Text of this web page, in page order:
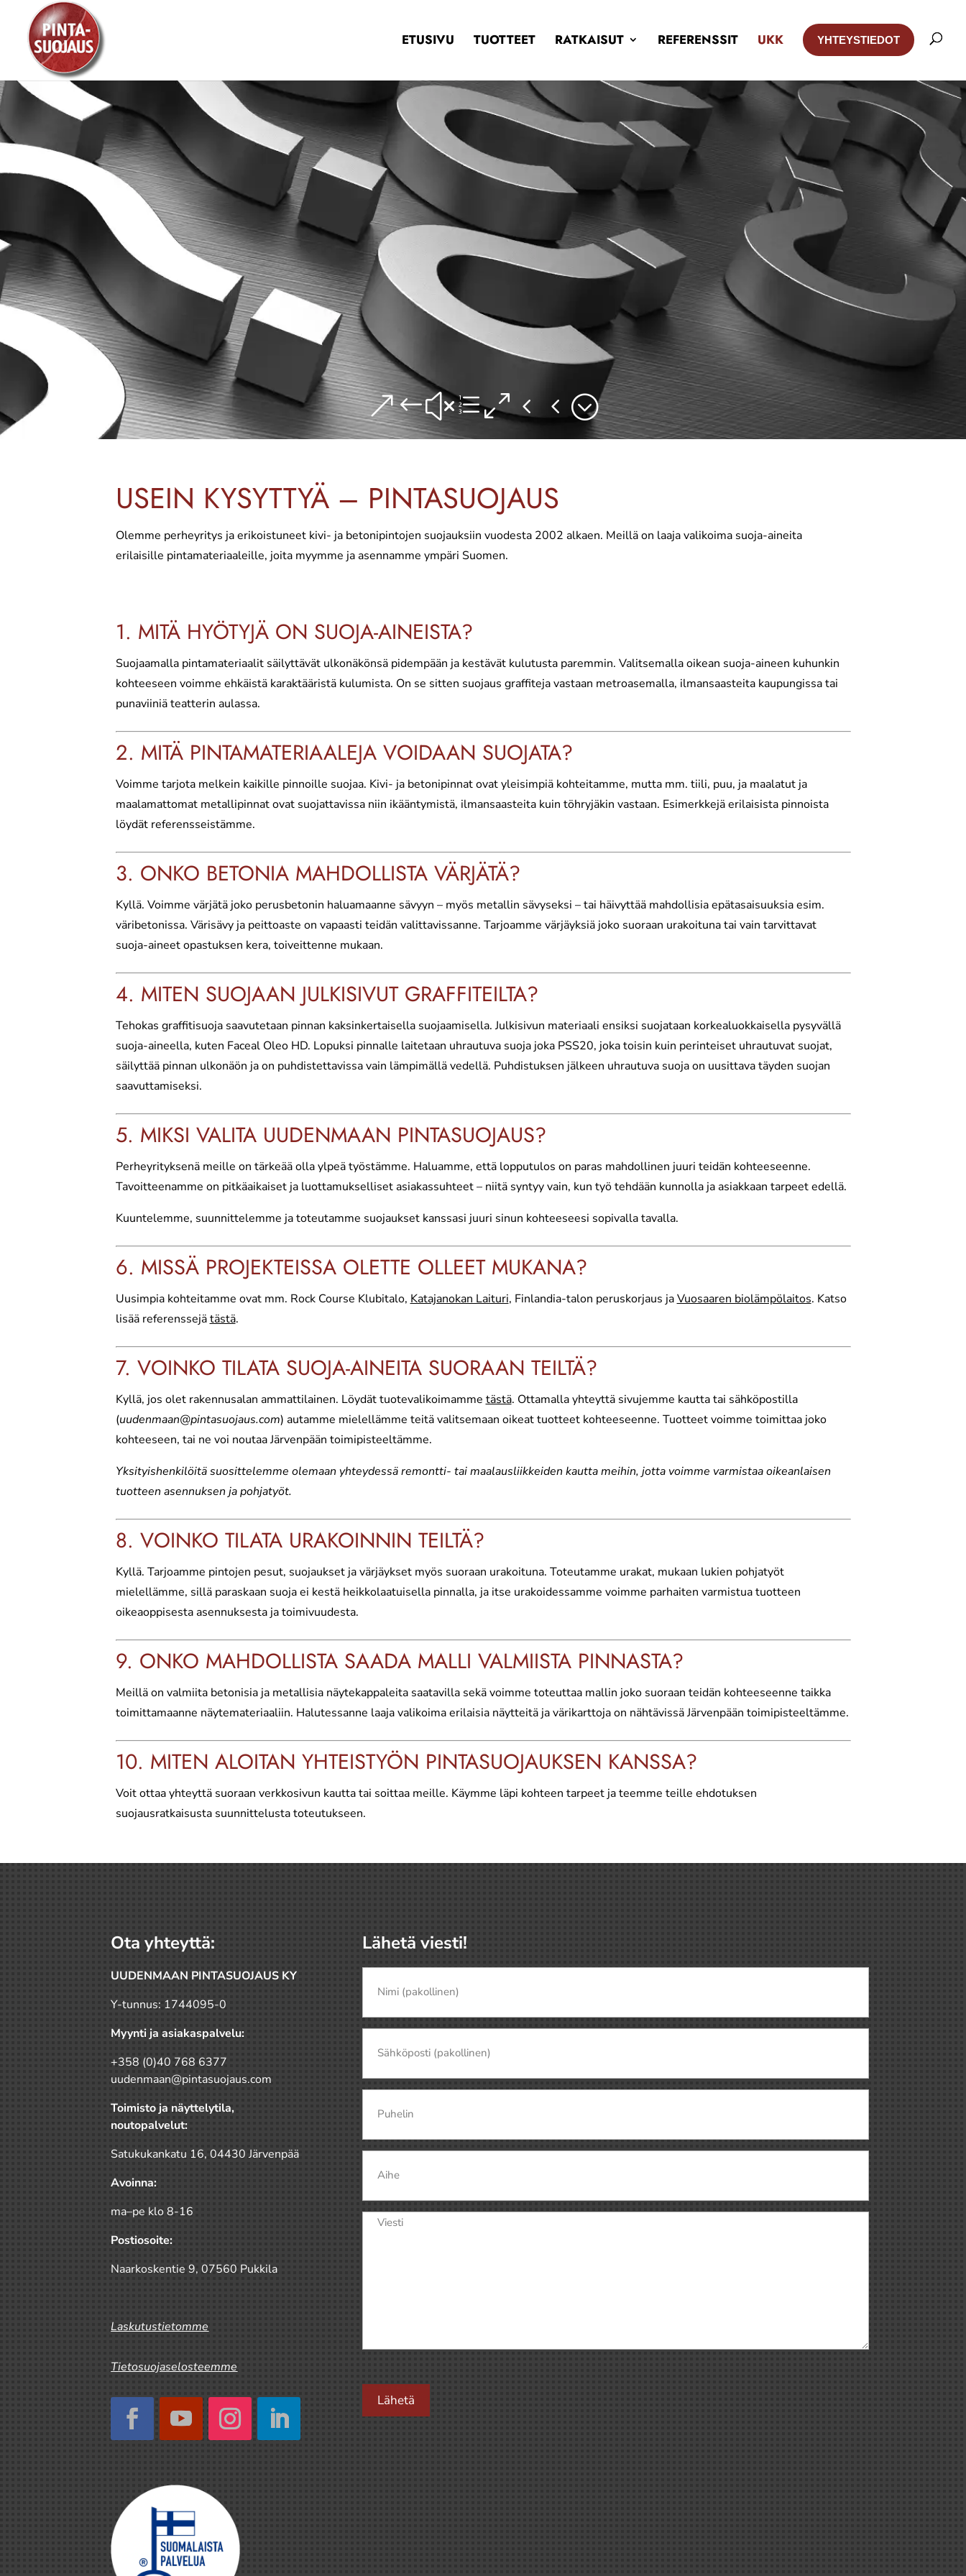
ETUSIVU TUOTTEET RATKAISUT REFERENSSIT UKK YHTEYSTIEDOT
&#xe044;
USEIN KYSYTTYÄ – PINTASUOJAUS
Olemme perheyritys ja erikoistuneet kivi- ja betonipintojen suojauksiin vuodesta 2002 alkaen. Meillä on laaja valikoima suoja-aineita
erilaisille pintamateriaaleille, joita myymme ja asennamme ympäri Suomen.
1. MITÄ HYÖTYJÄ ON SUOJA-AINEISTA?
Suojaamalla pintamateriaalit säilyttävät ulkonäkönsä pidempään ja kestävät kulutusta paremmin. Valitsemalla oikean suoja-aineen kuhunkin
kohteeseen voimme ehkäistä karaktääristä kulumista. On se sitten suojaus graffiteja vastaan metroasemalla, ilmansaasteita kaupungissa tai
punaviiniä teatterin aulassa.
2. MITÄ PINTAMATERIAALEJA VOIDAAN SUOJATA?
Voimme tarjota melkein kaikille pinnoille suojaa. Kivi- ja betonipinnat ovat yleisimpiä kohteitamme, mutta mm. tiili, puu, ja maalatut ja
maalamattomat metallipinnat ovat suojattavissa niin ikääntymistä, ilmansaasteita kuin töhryjäkin vastaan. Esimerkkejä erilaisista pinnoista
löydät referensseistämme.
3. ONKO BETONIA MAHDOLLISTA VÄRJÄTÄ?
Kyllä. Voimme värjätä joko perusbetonin haluamaanne sävyyn – myös metallin sävyseksi – tai häivyttää mahdollisia epätasaisuuksia esim.
väribetonissa. Värisävy ja peittoaste on vapaasti teidän valittavissanne. Tarjoamme värjäyksiä joko suoraan urakoituna tai vain tarvittavat
suoja-aineet opastuksen kera, toiveittenne mukaan.
4. MITEN SUOJAAN JULKISIVUT GRAFFITEILTA?
Tehokas graffitisuoja saavutetaan pinnan kaksinkertaisella suojaamisella. Julkisivun materiaali ensiksi suojataan korkealuokkaisella pysyvällä
suoja-aineella, kuten Faceal Oleo HD. Lopuksi pinnalle laitetaan uhrautuva suoja joka PSS20, joka toisin kuin perinteiset uhrautuvat suojat,
säilyttää pinnan ulkonäön ja on puhdistettavissa vain lämpimällä vedellä. Puhdistuksen jälkeen uhrautuva suoja on uusittava täyden suojan
saavuttamiseksi.
5. MIKSI VALITA UUDENMAAN PINTASUOJAUS?
Perheyrityksenä meille on tärkeää olla ylpeä työstämme. Haluamme, että lopputulos on paras mahdollinen juuri teidän kohteeseenne.
Tavoitteenamme on pitkäaikaiset ja luottamukselliset asiakassuhteet – niitä syntyy vain, kun työ tehdään kunnolla ja asiakkaan tarpeet edellä.
Kuuntelemme, suunnittelemme ja toteutamme suojaukset kanssasi juuri sinun kohteeseesi sopivalla tavalla.
6. MISSÄ PROJEKTEISSA OLETTE OLLEET MUKANA?
Uusimpia kohteitamme ovat mm. Rock Course Klubitalo, Katajanokan Laituri, Finlandia-talon peruskorjaus jaVuosaaren biolämpölaitos. Katso
lisää referenssejätästä.
7. VOINKO TILATA SUOJA-AINEITA SUORAAN TEILTÄ?
Kyllä, jos olet rakennusalan ammattilainen. Löydät tuotevalikoimamme tästä. Ottamalla yhteyttä sivujemme kautta tai sähköpostilla
(uudenmaan@pintasuojaus.com) autamme mielellämme teitä valitsemaan oikeat tuotteet kohteeseenne. Tuotteet voimme toimittaa joko
kohteeseen, tai ne voi noutaa Järvenpään toimipisteeltämme.
Yksityishenkilöitä suosittelemme olemaan yhteydessä remontti- tai maalausliikkeiden kautta meihin, jotta voimme varmistaa oikeanlaisen
tuotteen asennuksen ja pohjatyöt.
8. VOINKO TILATA URAKOINNIN TEILTÄ?
Kyllä. Tarjoamme pintojen pesut, suojaukset ja värjäykset myös suoraan urakoituna. Toteutamme urakat, mukaan lukien pohjatyöt
mielellämme, sillä paraskaan suoja ei kestä heikkolaatuisella pinnalla, ja itse urakoidessamme voimme parhaiten varmistua tuotteen
oikeaoppisesta asennuksesta ja toimivuudesta.
9. ONKO MAHDOLLISTA SAADA MALLI VALMIISTA PINNASTA?
Meillä on valmiita betonisia ja metallisia näytekappaleita saatavilla sekä voimme toteuttaa mallin joko suoraan teidän kohteeseenne taikka
toimittamaanne näytemateriaaliin. Halutessanne laaja valikoima erilaisia näytteitä ja värikarttoja on nähtävissä Järvenpään toimipisteeltämme.
10. MITEN ALOITAN YHTEISTYÖN PINTASUOJAUKSEN KANSSA?
Voit ottaa yhteyttä suoraan verkkosivun kautta tai soittaa meille. Käymme läpi kohteen tarpeet ja teemme teille ehdotuksen
suojausratkaisusta suunnittelusta toteutukseen.
Ota yhteyttä:
UUDENMAAN PINTASUOJAUS KY
Y-tunnus: 1744095-0
Myynti ja asiakaspalvelu:
+358 (0)40 768 6377
uudenmaan@pintasuojaus.com
Toimisto ja näyttelytila,
noutopalvelut:
Satukukankatu 16, 04430 Järvenpää
Avoinna:
ma–pe klo 8-16
Postiosoite:
Naarkoskentie 9, 07560 Pukkila
Laskutustietomme
Tietosuojaselosteemme
Lähetä viesti!
(pakollinen)
(Pakollinen)
Nimi
Viesti(Pakollinen)
Lähetä